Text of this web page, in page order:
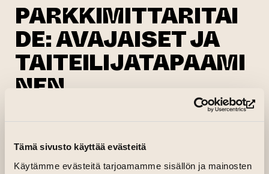
Tämä sivusto käyttää evästeitä
Käytämme evästeitä tarjoamamme sisällön ja mainosten
PARKKIMITTARITAI
DE: AVAJAISET JA
TAITEILIJATAPAAMI
NEN
Tehdas-rakennus, 5. krs IKU-studios
(Sisäänkäynti A3)